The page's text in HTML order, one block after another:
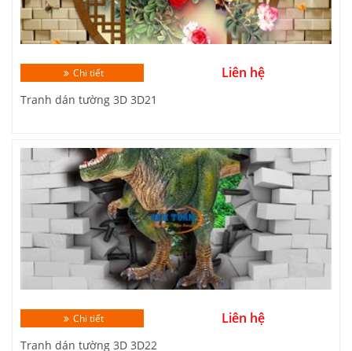
Chi tiết Liên hệ
Tranh dán tường 3D 3D21
Chi tiết Liên hệ
Tranh dán tường 3D 3D22